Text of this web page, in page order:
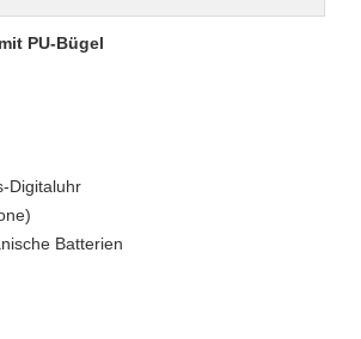
PU-Bügel
Digitaluhr
Batterien